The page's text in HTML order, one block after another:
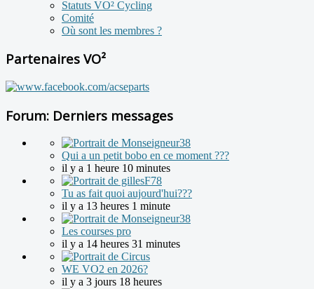
Statuts VO² Cycling
Comité
Où sont les membres ?
Partenaires VO²
Forum: Derniers messages
Qui a un petit bobo en ce moment ???
il y a 1 heure 10 minutes
Tu as fait quoi aujourd'hui???
il y a 13 heures 1 minute
Les courses pro
il y a 14 heures 31 minutes
WE VO2 en 2026?
il y a 3 jours 18 heures